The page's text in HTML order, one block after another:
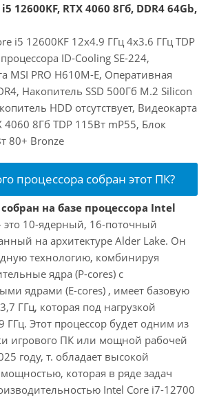
12600KF, RTX 4060 8Гб, DDR4 64Gb,
i5 12600KF 12x4.9 ГГц 4x3.6 ГГц TDP
ID-Cooling SE-224,
MSI PRO H610M-E, Оперативная
Накопитель SSD 500Гб M.2 Silicon
HDD отсутствует, Видеокарта
4060 8Гб TDP 115Вт mP55, Блок
80+ Bronze
процессора собран этот ПК?
на базе процессора Intel
это 10-ядерный, 16-поточный
на архитектуре Alder Lake. Он
технологию, комбинируя
ядра (P-cores) с
ядрами (E-cores) , имеет базовую
ГГц, которая под нагрузкой
ГГц. Этот процессор будет одним из
игрового ПК или мощной рабочей
году, т. обладает высокой
которая в ряде задач
Intel Core i7-12700